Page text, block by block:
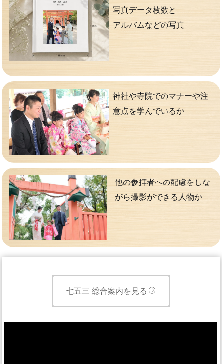
写真データ枚数と
アルバムなどの写真
神社や寺院でのマナーや注
意点を学んでいるか
他の参拝者への配慮をしな
がら撮影ができる人物か
七五三 総合案内を見る